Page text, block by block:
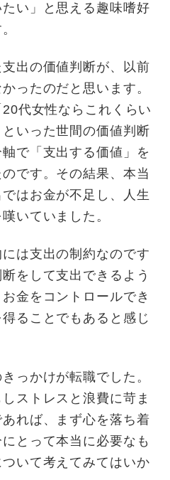
たい」と思える趣味嗜好
出の価値判断が、以前
ったのだと思います。
代女性ならこれくらい
いった世間の価値判断
で「支出する価値」を
です。その結果、本当
はお金が不足し、人生
いていました。
は支出の制約なのです
をして支出できるよう
金をコントロールでき
ることでもあると感じ
っかけが転職でした。
ストレスと浪費に苛ま
れば、まず心を落ち着
とって本当に必要なも
いて考えてみてはいか